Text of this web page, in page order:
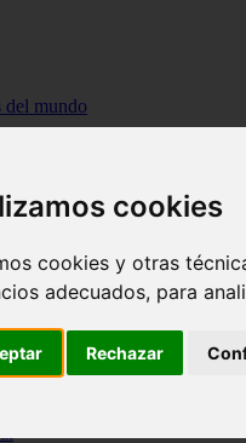
cookies
cookies y otras
adecuados, para
Rechazar
del mundo
del pais